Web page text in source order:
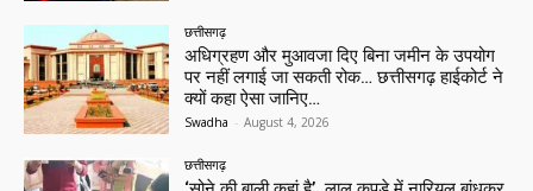
छत्तीसगढ़
अधिग्रहण और मुआवजा दिए बिना जमीन के उपयोग
पर नहीं लगाई जा सकती रोक… छत्तीसगढ़ हाईकोर्ट ने
क्यों कहा ऐसा जानिए…
Swadha - August 4, 2026
छत्तीसगढ़